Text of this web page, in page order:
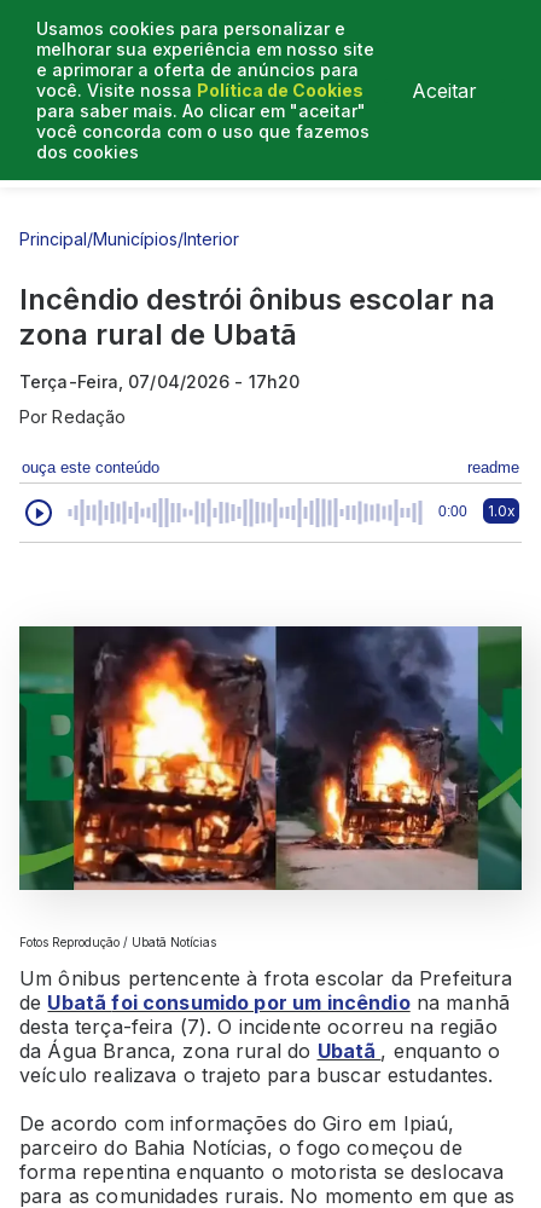
Usamos cookies para personalizar e
melhorar sua experiência em nosso site
e aprimorar a oferta de anúncios para
você. Visite nossa Política de Cookies
para saber mais. Ao clicar em "aceitar"
você concorda com o uso que fazemos
dos cookies
Aceitar
Entrevistas
Principal/Municípios/Interior
Incêndio destrói ônibus escolar na
zona rural de Ubatã
Terça-Feira, 07/04/2026 - 17h20
PorRedação
ouça este conteúdo readme
0:00 1.0x
Fotos Reprodução / Ubatã Notícias
Um ônibus pertencente à frota escolar da Prefeitura
de Ubatãfoi consumido por um incêndiona manhã
desta terça-feira (7). O incidente ocorreu na região
da Água Branca, zona rural do Ubatã , enquanto o
veículo realizava o trajeto para buscar estudantes.
De acordo com informações do Giro em Ipiaú,
parceiro do Bahia Notícias, o fogo começou de
forma repentina enquanto o motorista se deslocava
para as comunidades rurais. No momento em que as